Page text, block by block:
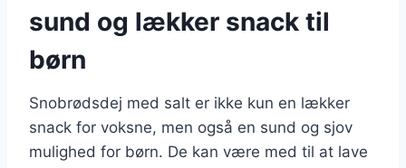
sund og lækker snack til
børn
Snobrødsdej med salt er ikke kun en lækker
snack for voksne, men også en sund og sjov
mulighed for børn. De kan være med til at lave